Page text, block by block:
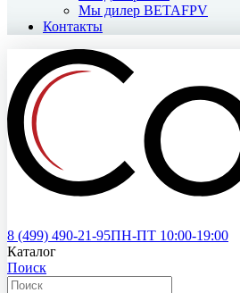
Мы дилер BETAFPV
Контакты
8 (499) 490-21-95ПН-ПТ 10:00-19:00
Каталог
Поиск